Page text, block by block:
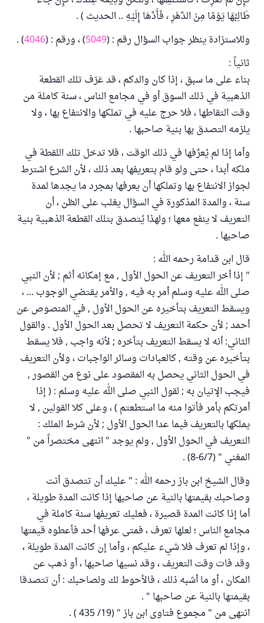
طَالِبُهَا يَوْمًا مِنْ الدَّهْرِ ، فَأَدِّهَا إِلَيْهِ .. الحديث ) .
وللاستزادة ينظر جواب السؤال رقم : (5049) ، ورقم : (4046
) .
ثانياً :
بناء على ما سبق ، إذا كان والدكم ، قد عَرّف تلك القطعة
الذهبية في ذلك السوق أو في مجامع الناس ، سنة كاملة من
وقت التقاطها ، فلا حرج عليه في تملكها والانتفاع بها ، ولا
يلزمه التصدق بها بنية صاحبها .
وأما إذا لم يُعرِّفها في ذلك الوقت ، فلا تدخل تلك اللقطة في
ملكه أبدا ، حتى ولو قام بتعريفها بعد ذلك ، لأن الشرع اشترط
لجواز الانتفاع بها وتملكها أن يعرفها بمجرد ما يجدها لمدة
سنة ، والمدة المذكورة في السؤال يغلب على الظن ، أن
التعريف لا ينفع معها ؛ ولهذا يُتصدق بتلك القطعة الذهبية بنية
صاحبها .
قال ابن قدامة رحمه الله :
" إذا أخر التعريف عن الحول الأول , مع إمكانه أثم ; لأن النبي
صلى الله عليه وسلم أمر به فيه , والأمر يقتضي الوجوب ... ،
ويسقط التعريف بتأخيره عن الحول الأول , في المنصوص عن
أحمد ; لأن حكمة التعريف لا تحصل بعد الحول الأول . والقول
الثاني: أنه لا يسقط التعريف بتأخره ; لأنه واجب , فلا يسقط
بتأخيره عن وقته , كالعبادات وسائر الواجبات ، ولأن التعريف
في الحول الثاني يحصل به المقصود على نوع من القصور ,
فيجب الإتيان به ; لقول النبي صلى الله عليه وسلم : ( إذا
أمرتكم بأمر فأتوا منه ما استطعتم ) ، وعلى كلا القولين , لا
يملكها بالتعريف فيما عدا الحول الأول ; لأن شرط الملك :
التعريف في الحول الأول , ولم يوجد " انتهى مختصراً من "
المغني " (6/7-8) .
وقال الشيخ ابن باز رحمه الله : " عليك أن تتصدق أنت
وصاحبك بقيمتها بالنية عن صاحبها إذا كانت المدة طويلة ،
أما إذا كانت المدة قصيرة ، فعليك تعريفها سنة كاملة في
مجامع الناس ؛ لعلها تعرف ، فمتى عرفها أحد فأعطوه قيمتها
، وإذا لم تعرف فلا شيء عليكم ، وأما إن كانت المدة طويلة ،
وقد فات وقت التعريف ، وقد نسيها صاحبها ، أو ذهب عن
المكان ، أو ما أشبه ذلك ، فالأحوط لك ولصاحبك : أن تتصدقا
بقيمتها بالنية عن صاحبها " .
انتهى من " مجموع فتاوى ابن باز " (19/ 435 ) .